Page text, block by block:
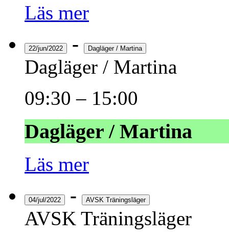
Läs mer
22/jun/2022 - Dagläger / Martina
Dagläger / Martina
09:30– 15:00
Dagläger / Martina
Läs mer
04/jul/2022 - AVSK Träningsläger
AVSK Träningsläger